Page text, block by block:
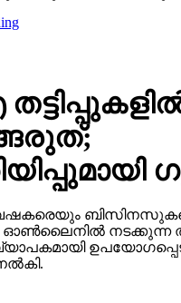
ഓണ്‍ലൈനില്‍ നടക്കുന്ന